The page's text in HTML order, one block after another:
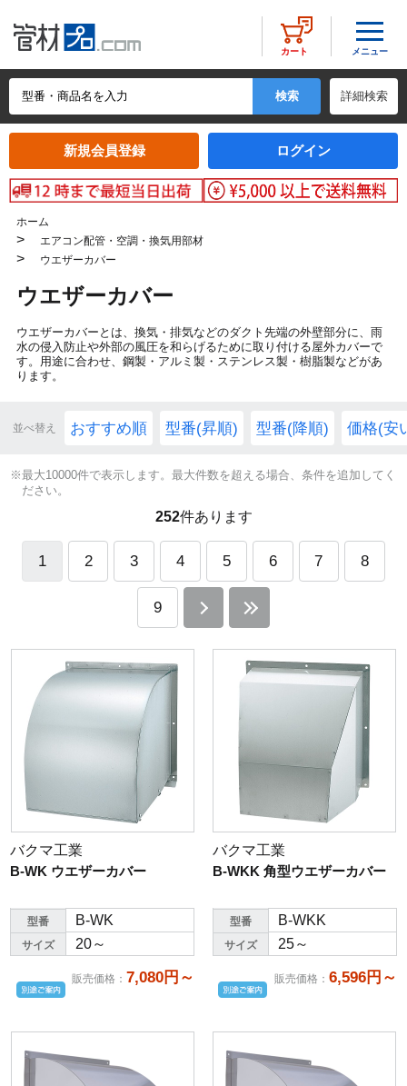
詳細検索
カート
新規会員登録 ログイン
メニュー
ホーム
> エアコン配管・空調・換気用部材
> ウエザーカバー
ウエザーカバー
ウエザーカバーとは、換気・排気などのダクト先端の外壁部分に、雨
水の侵入防止や外部の風圧を和らげるために取り付ける屋外カバーで
す。用途に合わせ、鋼製・アルミ製・ステンレス製・樹脂製などがあ
ります。
並べ替え おすすめ順 型番(昇順) 型番(降順) 価格(安
※最大10000件で表示します。最大件数を超える場合、条件を追加してく
ださい。
252件あります
1 2 3 4 5 6 7 8
9
バクマ工業
B-WK ウエザーカバー
型番 B-WK
サイズ 20～
販売価格 ： 7,080円～
バクマ工業
B-WKK 角型ウエザーカバー
型番 B-WKK
サイズ 25～
販売価格 ： 6,596円～